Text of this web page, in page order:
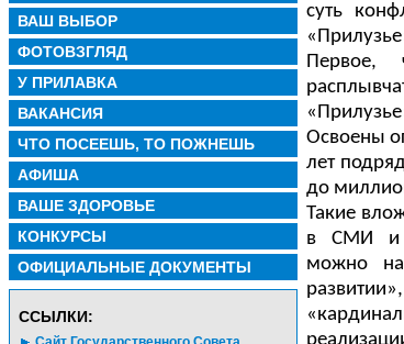
ВАШ ВЫБОР
ФОТОВЗГЛЯД
У ПРИЛАВКА
ВАКАНСИЯ
ЧТО ПОСЕЕШЬ, ТО ПОЖНЕШЬ
АФИША
ВАШЕ ЗДОРОВЬЕ
КОНКУРСЫ
ОФИЦИАЛЬНЫЕ ДОКУМЕНТЫ
CСЫЛКИ:
суть
Первое,
Освоены
лет
до
Такие
в СМИ и
можно